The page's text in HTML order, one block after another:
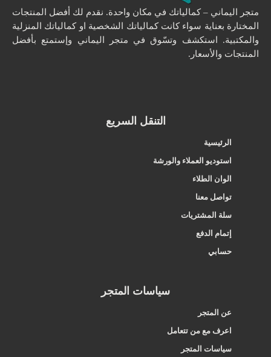
متجر اليماني – كمالياتك في مكان واحدة. نقدم لك أفضل المنتجات
المختارة بعناية سواء كانت كمالياتك الشخصية او كمالياتك المنزلية
والمكتبية. استكشف وتسّوق في متجر اليماني وإستمتع بأفضل
المنتجات والأسعار.
التنقل السريع
الرئيسية
استوديو العملاء والورشة
الوان الطلاء
تواصل معنا
سلة المشتريات
إتمام الدفع
حسابي
سياسات المتجر
عن المتجر
اعرف مع من تتعامل
سياسات المتجر